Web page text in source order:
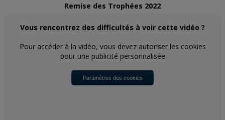
Remise des Trophées 2022
Vous rencontrez des difficultés à voir cette vidéo ?
Pour accéder à la vidéo, vous devez autoriser les cookies
pour une publicité personnalisée
Paramètres des cookies